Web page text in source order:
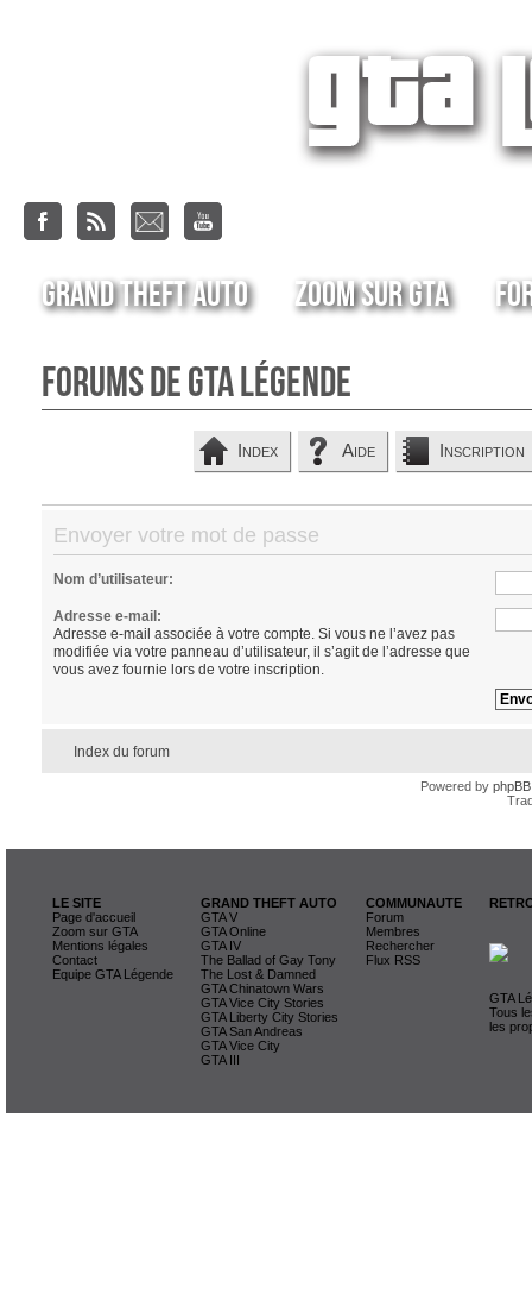
Grand Theft Auto Zoom sur GTA
Forums de GTA Légende
Index Aide Inscription
Envoyer votre mot de passe
Nom d’utilisateur:
Adresse e-mail:
Adresse e-mail associée à votre compte. Si vous ne l’avez pas
modifiée via votre panneau d’utilisateur, il s’agit de l’adresse que
vous avez fournie lors de votre inscription.
Index du forum
Powered by phpBB
LE SITE
Page d'accueil
Zoom sur GTA
Mentions légales
Contact
Equipe GTA Légende
GRAND THEFT AUTO
GTA V
GTA Online
GTA IV
The Ballad of Gay Tony
The Lost & Damned
GTA Chinatown Wars
GTA Vice City Stories
GTA Liberty City Stories
GTA San Andreas
GTA Vice City
GTA III
COMMUNAUTE
Forum
Membres
Rechercher
Flux RSS
GTA
Tous
les